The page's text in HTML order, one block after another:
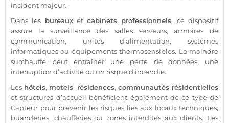
incident majeur.
Dans les bureauxetcabinets professionnels, ce dispositif
assure lasurveillance des salles serveurs, armoires de
communication, unités d’alimentation, systèmes
informatiques ou équipements thermosensibles. La moindre
surchauffe peut entraîner une perte de données, une
interruption d’activité ou un risque d’incendie.
Les hôtels, motels, résidences, communautés résidentielles
et structures d’accueil bénéficient également de ce type de
Capteur pour prévenir les risques liés aux locaux techniques,
buanderies, chaufferies ou zones interdites aux clients. Les